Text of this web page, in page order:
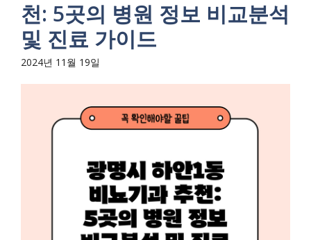
천: 5곳의 병원 정보 비교분석
및 진료 가이드
2024년 11월 19일